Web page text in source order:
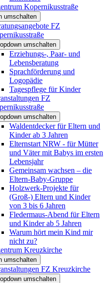
Kopernikusstraße
umschalten
FZ
umschalten
Erziehungs-, Paar- und
Lebensberatung
Sprachförderung und
Logopädie
Tagespflege für Kinder
FZ
umschalten
Waldentdecker für Eltern und
Kinder ab 3 Jahren
Elternstart NRW - für Mütter
und Väter mit Babys im ersten
Lebensjahr
Gemeinsam wachsen – die
Eltern-Baby-Gruppe
Holzwerk-Projekte für
(Groß-) Eltern und Kinder
von 3 bis 6 Jahren
Fledermaus-Abend für Eltern
und Kinder ab 5 Jahren
Warum hört mein Kind mir
nicht zu?
Kreuzkirche
umschalten
FZ Kreuzkirche
umschalten